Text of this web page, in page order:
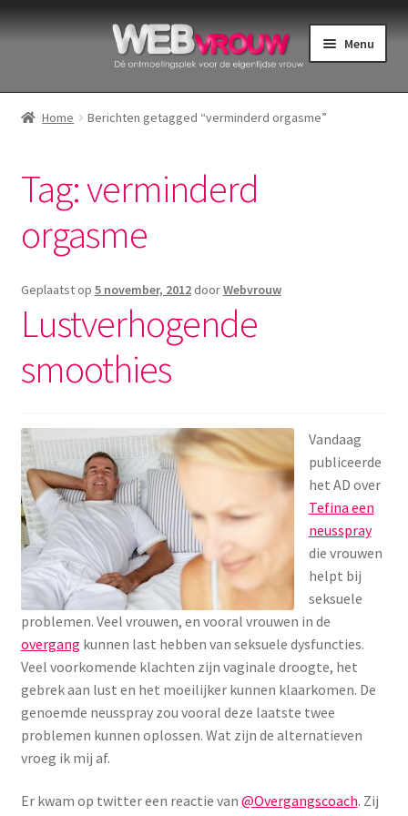
Ga
Ga
Menu
Home
Intiemverzorging
Menstruatiedisks
Menstruatiecups
Menstruatieondergoed
Menstruatiepijn
Menstruatiesponsjes
Seksualiteit
Tampons
Stimulatie, vibrators
Verzorgingsproducten
Wasbaar maandverband
Wasbare zoogcompressen
Oefenbroekjes – zindelijkheidstraining
Home Berichten getagged “verminderd orgasme”
Tag:verminderd
orgasme
Geplaatst op 5 november, 2012 doorWebvrouw
Lustverhogende
smoothies
Vandaag
publiceerde
het AD over
Tefina een
neusspray
die vrouwen
helpt bij
seksuele
problemen. Veel vrouwen, en vooral vrouwen in de
overgang kunnen last hebben van seksuele dysfuncties.
Veel voorkomende klachten zijn vaginale droogte, het
gebrek aan lust en het moeilijker kunnen klaarkomen. De
genoemde neusspray zou vooral deze laatste twee
problemen kunnen oplossen. Wat zijn de alternatieven
vroeg ik mij af.
Er kwam op twitter een reactie van @Overgangscoach. Zij